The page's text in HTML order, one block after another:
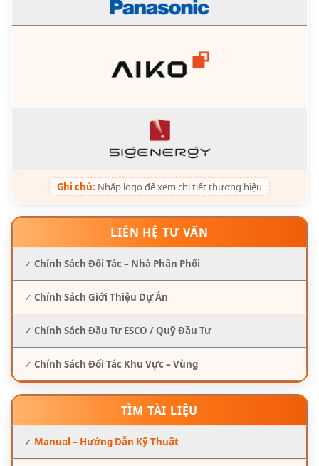
Ghi chú: Nhấp logo để xem chi tiết thương hiệu
LIÊN HỆ TƯ VẤN
✓ Chính Sách Đối Tác – Nhà Phân Phối
✓ Chính Sách Giới Thiệu Dự Án
✓ Chính Sách Đầu Tư ESCO / Quỹ Đầu Tư
✓ Chính Sách Đối Tác Khu Vực – Vùng
TÌM TÀI LIỆU
✓ Manual – Hướng Dẫn Kỹ Thuật